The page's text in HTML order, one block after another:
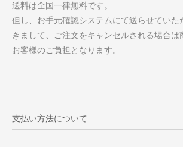
送料は全国一律無料です。
但し、お手元確認システムにて送らせていた
きまして、ご注文をキャンセルされる場合は
お客様のご負担となります。
支払い方法について